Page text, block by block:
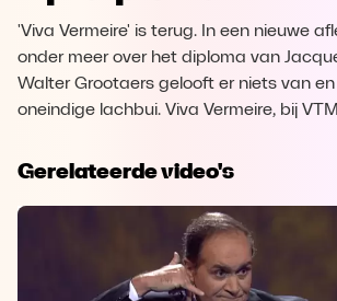
'Viva Vermeire' is terug. In een nieuwe
onder meer over het diploma van
Walter Grootaers gelooft er niets van
oneindige lachbui. Viva Vermeire, bij
Gerelateerde video's